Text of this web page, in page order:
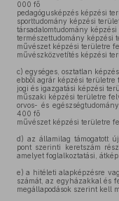
000 fő
pedagógusképzés képzési
sporttudomány képzési
társadalomtudomány
természettudomány
művészet képzési területre
művészközvetítés képzési
c) egységes, osztatlan
ebből agrár képzési
jogi és igazgatási képzési
műszaki képzési területre
orvos- és
400 fő
művészet képzési területre
d) az államilag támogatott
pont szerinti keretszám
amelyet foglalkoztatási,
e) a hitéleti alapképzésre
számát, az egyházakkal és
megállapodások szerint kell